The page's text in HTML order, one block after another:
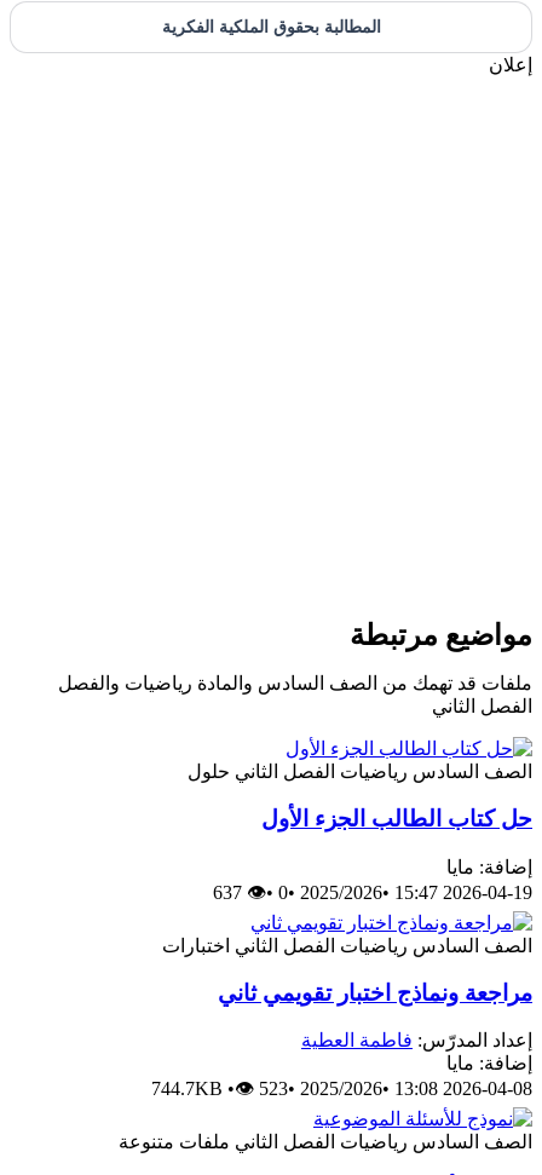
المطالبة بحقوق الملكية الفكرية
إعلان
مواضيع مرتبطة
ملفات قد تهمك من الصف السادس والمادة رياضيات والفصل
الفصل الثاني
الصف السادس رياضيات الفصل الثاني حلول
حل كتاب الطالب الجزء الأول
إضافة: مايا
2026-04-19 15:47
•
2025/2026
•
0
•
👁 637
الصف السادس رياضيات الفصل الثاني اختبارات
مراجعة ونماذج اختبار تقويمي ثاني
إعداد المدرّس: فاطمة العطية
إضافة: مايا
2026-04-08 13:08
•
2025/2026
•
744.7KB •👁 523
الصف السادس رياضيات الفصل الثاني ملفات متنوعة